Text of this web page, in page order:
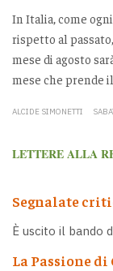
In Italia, come
rispetto al
mese di agosto
mese che prende
ALCIDE SIMONETTI
LETTERE ALLA
Segnalate
È uscito il bando
La Passione